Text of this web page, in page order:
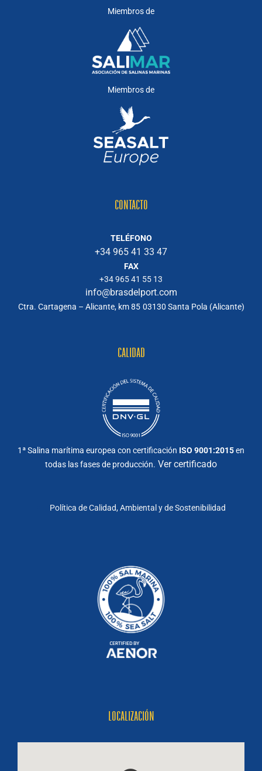
Miembros de
Miembros de
CONTACTO
TELÉFONO
+34 965 41 33 47
FAX
+34 965 41 55 13
info@brasdelport.com
Ctra. Cartagena – Alicante, km 85 03130 Santa Pola (Alicante)
CALIDAD
1ª Salina marítima europea con certificación ISO 9001:2015en
todas las fases de producción. Ver certificado
Política de Calidad, Ambiental y de Sostenibilidad
LOCALIZACIÓN